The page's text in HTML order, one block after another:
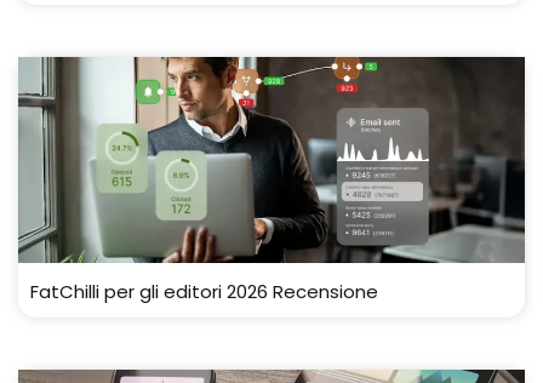
FatChilli per gli editori 2026 Recensione